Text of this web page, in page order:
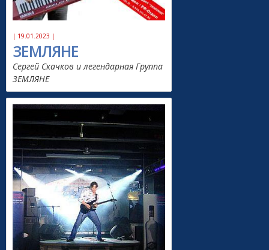
| 19.01.2023 |
ЗЕМЛЯНЕ
Сергей Скачков и легендарная Группа
ЗЕМЛЯНЕ